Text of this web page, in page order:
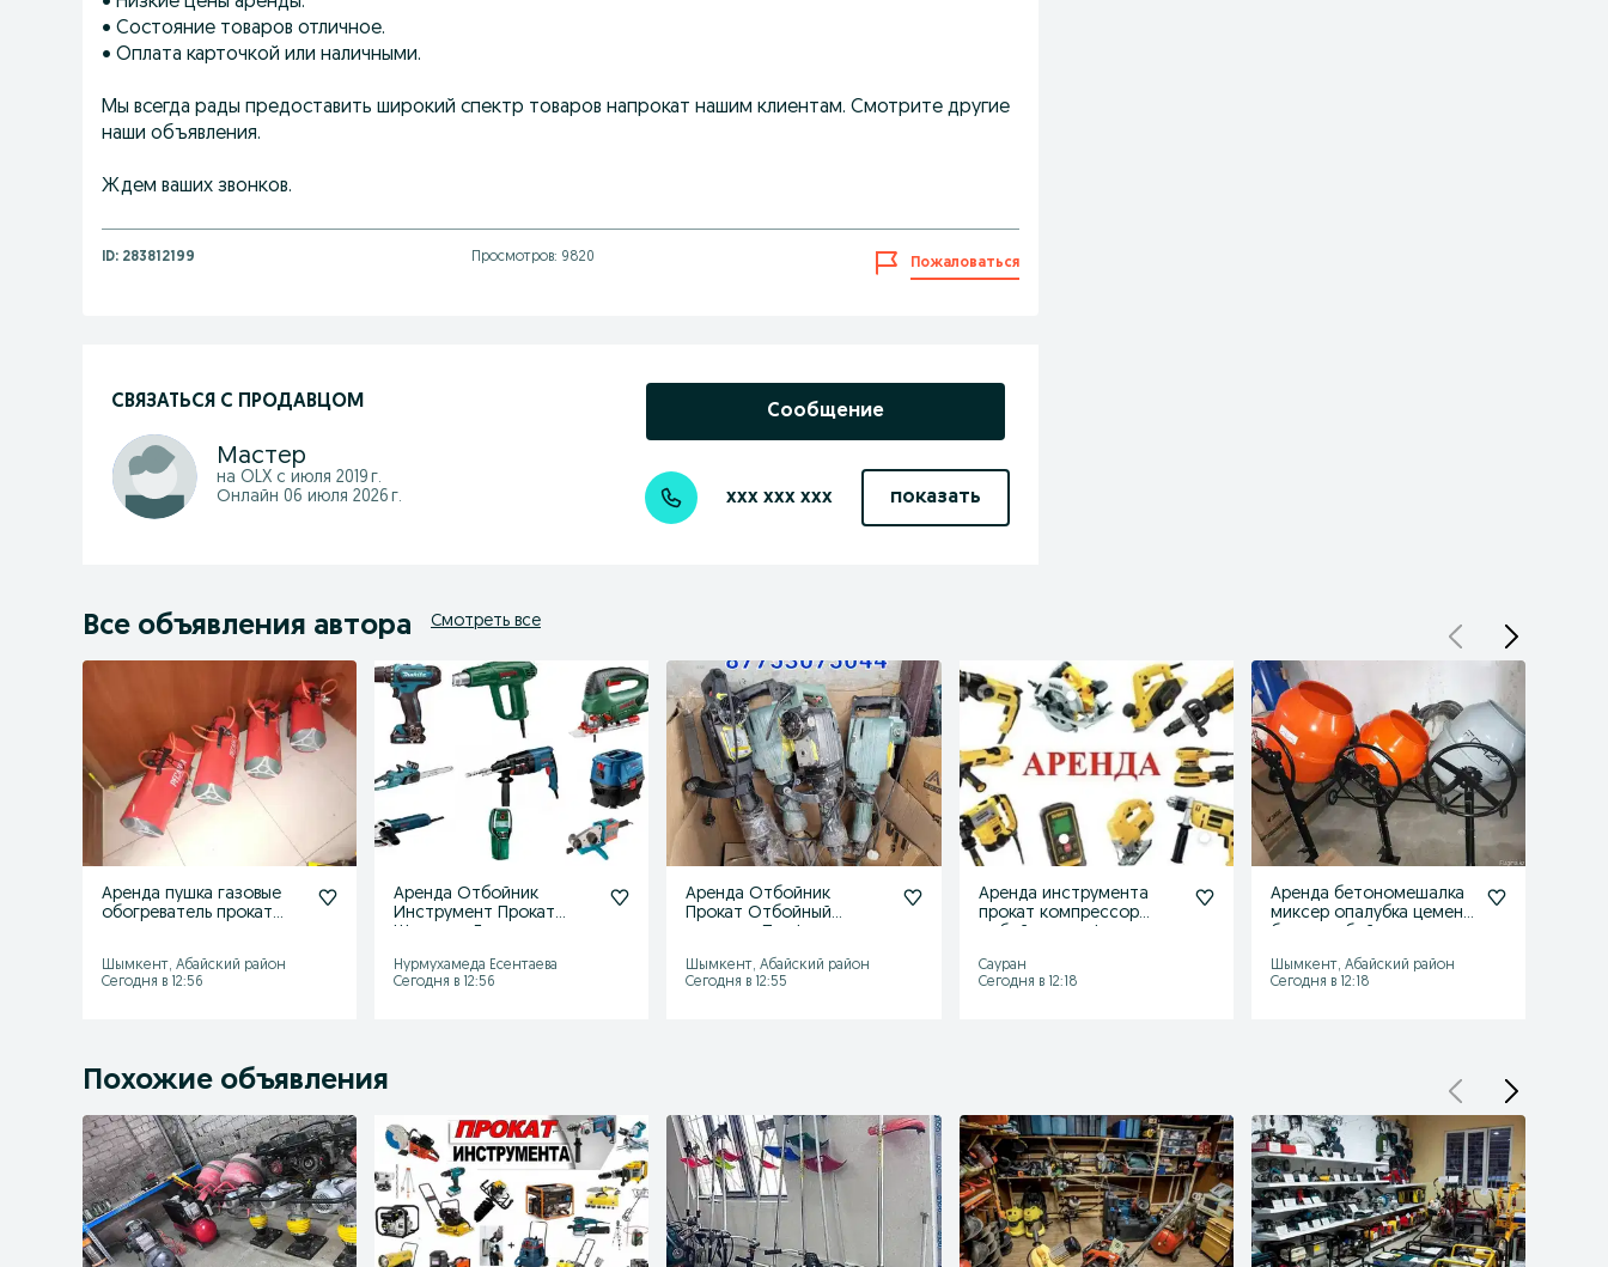
• Состояние товаров отличное.
• Оплата карточкой или наличными.
Мы всегда рады предоставить широкий спектр товаров напрокат нашим клиентам. Смотрите другие
наши объявления.
Ждем ваших звонков.
ID: 283812199 Просмотров: 9820 Пожаловаться
СВЯЗАТЬСЯ С ПРОДАВЦОМ
Мастер
на OLX с июля 2019 г.
Онлайн 06 июля 2026 г.
Сообщение
xxx xxx xxx показать
Все объявления автора Смотреть все
Аренда пушка газовые
обогреватель прокат
Шымкент, Абайский район
Сегодня в 12:56
Аренда Отбойник
Инструмент Прокат
Нурмухамеда Есентаева
Сегодня в 12:56
Аренда Отбойник
Прокат Отбойный
Шымкент, Абайский район
Сегодня в 12:55
Аренда инструмента
прокат компрессор
Сауран
Сегодня в 12:18
Аренда бетономешалка
миксер опалубка цемент
Шымкент, Абайский район
Сегодня в 12:18
Похожие объявления